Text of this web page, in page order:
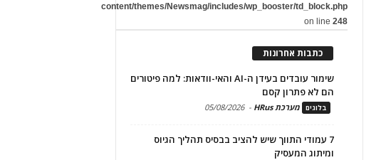
content/themes/Newsmag/includes/wp_booster/td_block.php
on line248
כתבות אחרונות
שימור עובדים בעידן ה-AI והאי-וודאות: למה פיטורים
הם לא פתרון קסם
בלוגים מערכת HRus -
05/08/2026
7 עמודי התווך שיש להציב בבסיס תהליך הגיוס
ומיתוג המעסיק